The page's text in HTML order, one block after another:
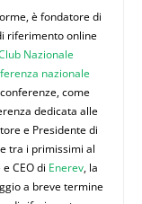
è fondatore di
riferimento online
Nazionale
nazionale
come
dedicata alle
e Presidente di
tra i primissimi al
CEO di Enerev, la
a breve termine